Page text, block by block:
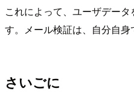
これによって、ユーザデー
す。メール検証は、自分自身
さいごに